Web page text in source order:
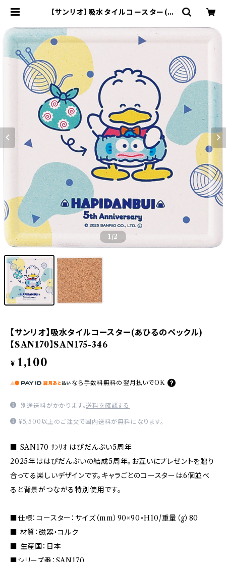
【サンリオ】吸水タイルコースター(あ
-346 | yamaka official shop -
山加商店 公式オンラインショップ
1 /2
【サンリオ】吸水タイルコースター(あひるのペックル)
【SAN170】SAN175-346
¥ 1,100
なら 手数料無料の 翌月払いでOK
別途送料がかかります。送料を確認する
¥5,500以上のご注文で国内送料が無料になります。
■ SAN170 ｻﾝﾘｵ はぴだんぶい5周年
2025年ははぴだんぶいの結成5周年。お互いにプレゼントを贈り
合ってる楽しいデザインです。キャラごとのコースターは6個並べ
ると背景がつながる特別使用です。
■仕様：コースター：サイズ（mm）90×90×H10/重量（g）80
■ 材質：磁器・コルク
■ 生産国：日本